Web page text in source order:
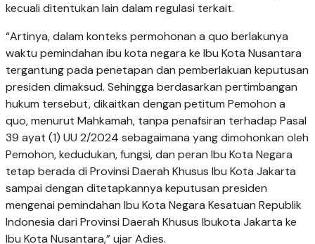
kecuali ditentukan lain dalam regulasi terkait.
“Artinya, dalam konteks permohonan a quo berlakunya
waktu pemindahan ibu kota negara ke Ibu Kota Nusantara
tergantung pada penetapan dan pemberlakuan keputusan
presiden dimaksud. Sehingga berdasarkan pertimbangan
hukum tersebut, dikaitkan dengan petitum Pemohon a
quo, menurut Mahkamah, tanpa penafsiran terhadap Pasal
39 ayat (1) UU 2/2024 sebagaimana yang dimohonkan oleh
Pemohon, kedudukan, fungsi, dan peran Ibu Kota Negara
tetap berada di Provinsi Daerah Khusus Ibu Kota Jakarta
sampai dengan ditetapkannya keputusan presiden
mengenai pemindahan Ibu Kota Negara Kesatuan Republik
Indonesia dari Provinsi Daerah Khusus Ibukota Jakarta ke
Ibu Kota Nusantara,” ujar Adies.